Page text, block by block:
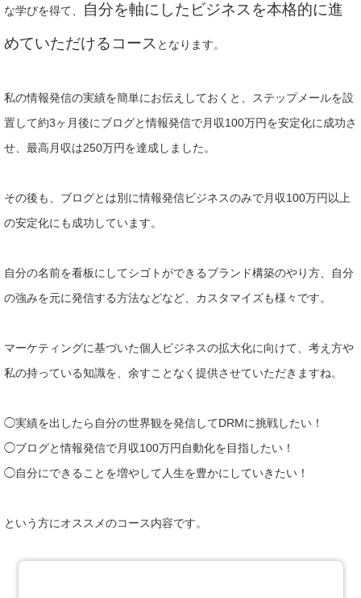
な学びを得て、
自分を軸にしたビジネスを本格的に進
めていただけるコース となります。
私の情報発信の実績を簡単にお伝えしておくと、ステップメールを設
置して約3ヶ月後にブログと情報発信で月収100万円を安定化に成功さ
せ、最高月収は250万円を達成しました。
その後も、ブログとは別に情報発信ビジネスのみで月収100万円以上
の安定化にも成功しています。
自分の名前を看板にしてシゴトができるブランド構築のやり方、自分
の強みを元に発信する方法などなど、カスタマイズも様々です。
マーケティングに基づいた個人ビジネスの拡大化に向けて、考え方や
私の持っている知識を、余すことなく提供させていただきますね。
◯実績を出したら自分の世界観を発信してDRMに挑戦したい！
◯ブログと情報発信で月収100万円自動化を目指したい！
◯自分にできることを増やして人生を豊かにしていきたい！
という方にオススメのコース内容です。